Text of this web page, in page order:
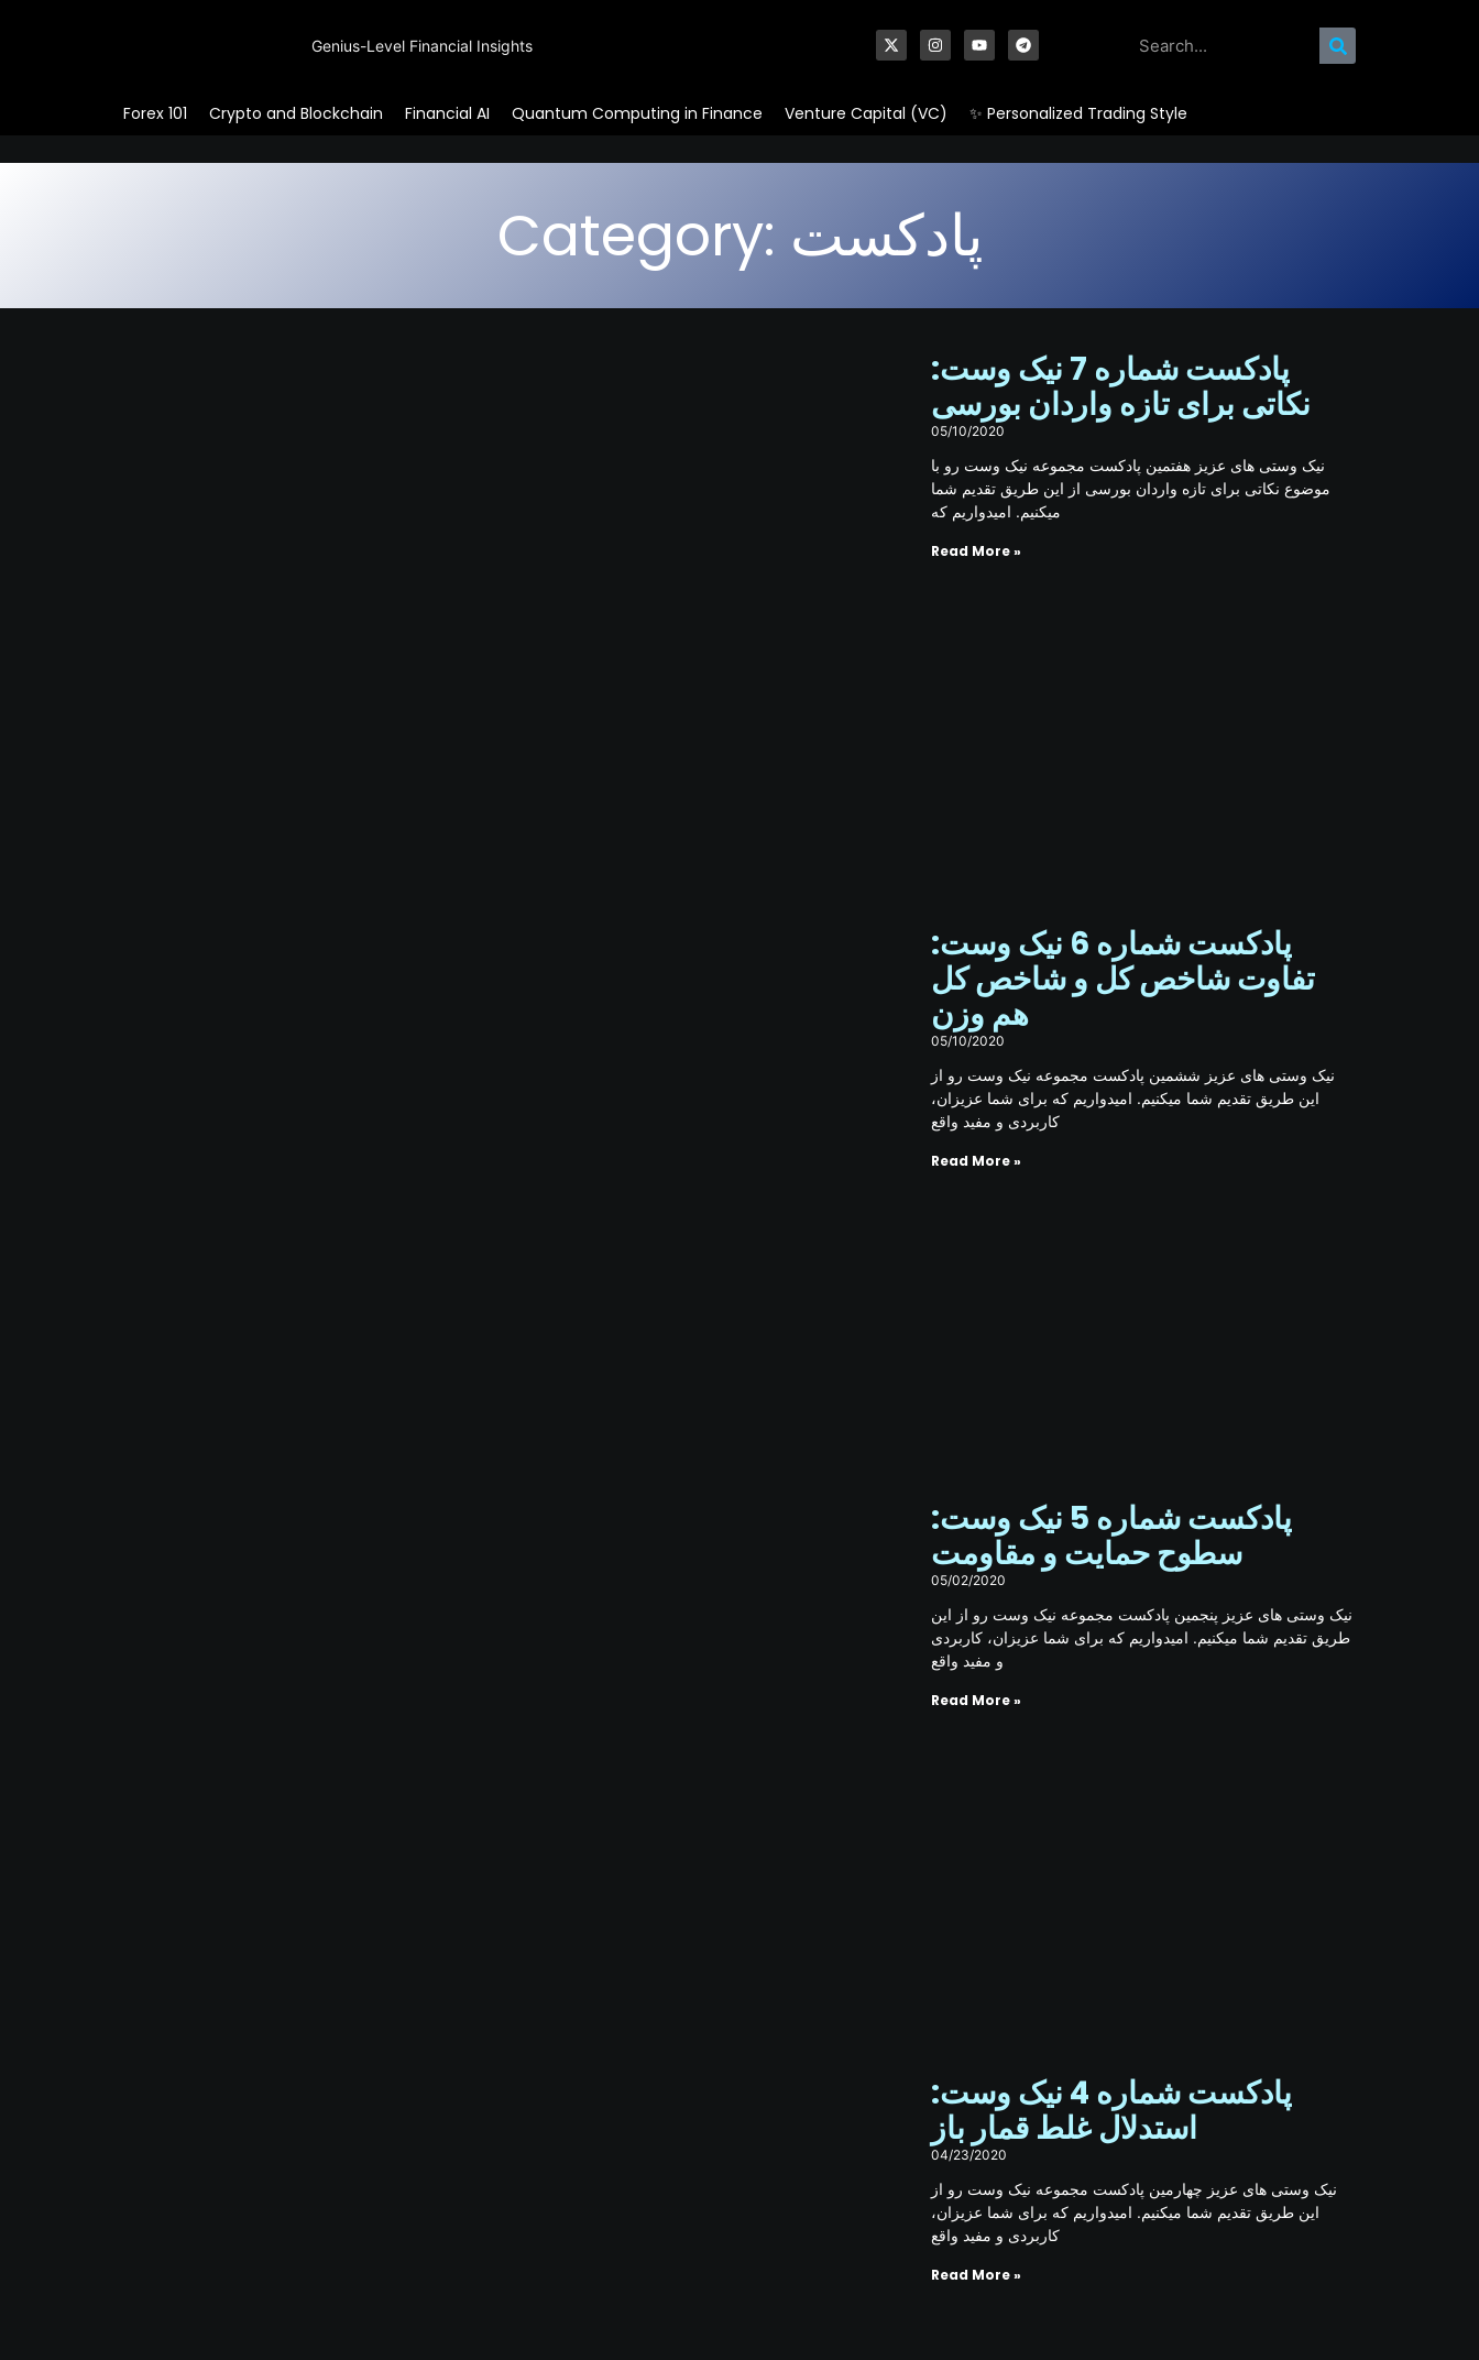
Genius-Level Financial Insights
Forex 101 Crypto and Blockchain Financial AI Quantum Computing in Finance Venture Capital (VC) ✨ Personalized Trading Style
Category: پادکست
پادکست شماره 7 نیک وست:
نکاتی برای تازه واردان بورسی
05/10/2020
نیک وستی های عزیز هفتمین پادکست مجموعه نیک وست رو با
موضوع نکاتی برای تازه واردان بورسی از این طریق تقدیم شما
میکنیم. امیدواریم که
Read More »
پادکست شماره 6 نیک وست:
تفاوت شاخص کل و شاخص کل
هم وزن
05/10/2020
نیک وستی های عزیز ششمین پادکست مجموعه نیک وست رو از
این طریق تقدیم شما میکنیم. امیدواریم که برای شما عزیزان،
کاربردی و مفید واقع
Read More »
پادکست شماره 5 نیک وست:
سطوح حمایت و مقاومت
05/02/2020
نیک وستی های عزیز پنجمین پادکست مجموعه نیک وست رو از این
طریق تقدیم شما میکنیم. امیدواریم که برای شما عزیزان، کاربردی
و مفید واقع
Read More »
پادکست شماره 4 نیک وست:
استدلال غلط قمار باز
04/23/2020
نیک وستی های عزیز چهارمین پادکست مجموعه نیک وست رو از
این طریق تقدیم شما میکنیم. امیدواریم که برای شما عزیزان،
کاربردی و مفید واقع
Read More »